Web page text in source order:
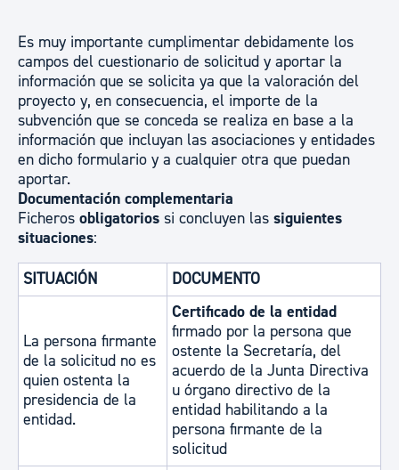
Es muy importante cumplimentar debidamente los
campos del cuestionario de solicitud y aportar la
información que se solicita ya que la valoración del
proyecto y, en consecuencia, el importe de la
subvención que se conceda se realiza en base a la
información que incluyan las asociaciones y entidades
en dicho formulario y a cualquier otra que puedan
aportar.
Documentación complementaria
Ficheros obligatorios si concluyen las siguientes
situaciones:
SITUACIÓN
DOCUMENTO
La persona firmante
de la solicitud no es
quien ostenta la
presidencia de la
entidad.
Certificado de la entidad
firmado por la persona que
ostente la Secretaría, del
acuerdo de la Junta Directiva
u órgano directivo de la
entidad habilitando a la
persona firmante de la
solicitud